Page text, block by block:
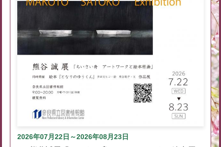
2026年07月22日～2026年08月23日